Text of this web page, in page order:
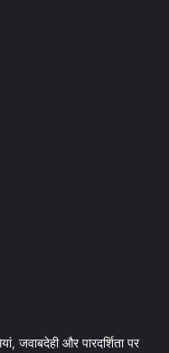
जवाबदेही और पारदर्शिता पर